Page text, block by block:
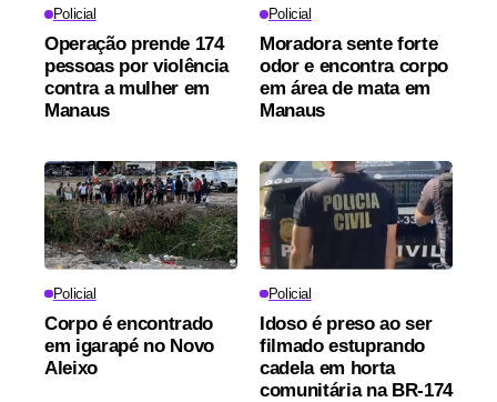
Policial
Operação prende 174
pessoas por violência
contra a mulher em
Manaus
Policial
Moradora sente forte
odor e encontra corpo
em área de mata em
Manaus
Policial
Corpo é encontrado
em igarapé no Novo
Aleixo
Policial
Idoso é preso ao ser
filmado estuprando
cadela em horta
comunitária na BR-174